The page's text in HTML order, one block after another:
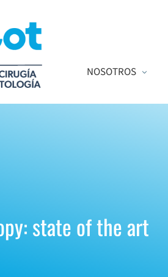
NOSOTROS
state of the art